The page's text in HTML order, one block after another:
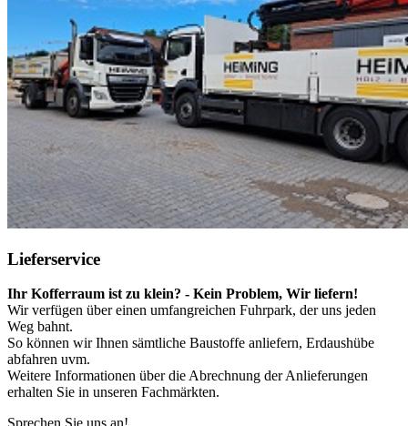
Lieferservice
Ihr Kofferraum ist zu klein? - Kein Problem, Wir liefern!
Wir verfügen über einen umfangreichen Fuhrpark, der uns jeden
Weg bahnt.
So können wir Ihnen sämtliche Baustoffe anliefern, Erdaushübe
abfahren uvm.
Weitere Informationen über die Abrechnung der Anlieferungen
erhalten Sie in unseren Fachmärkten.